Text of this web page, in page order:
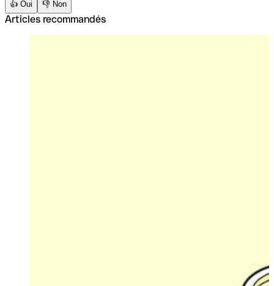
👍 Oui 👎 Non
Articles recommandés